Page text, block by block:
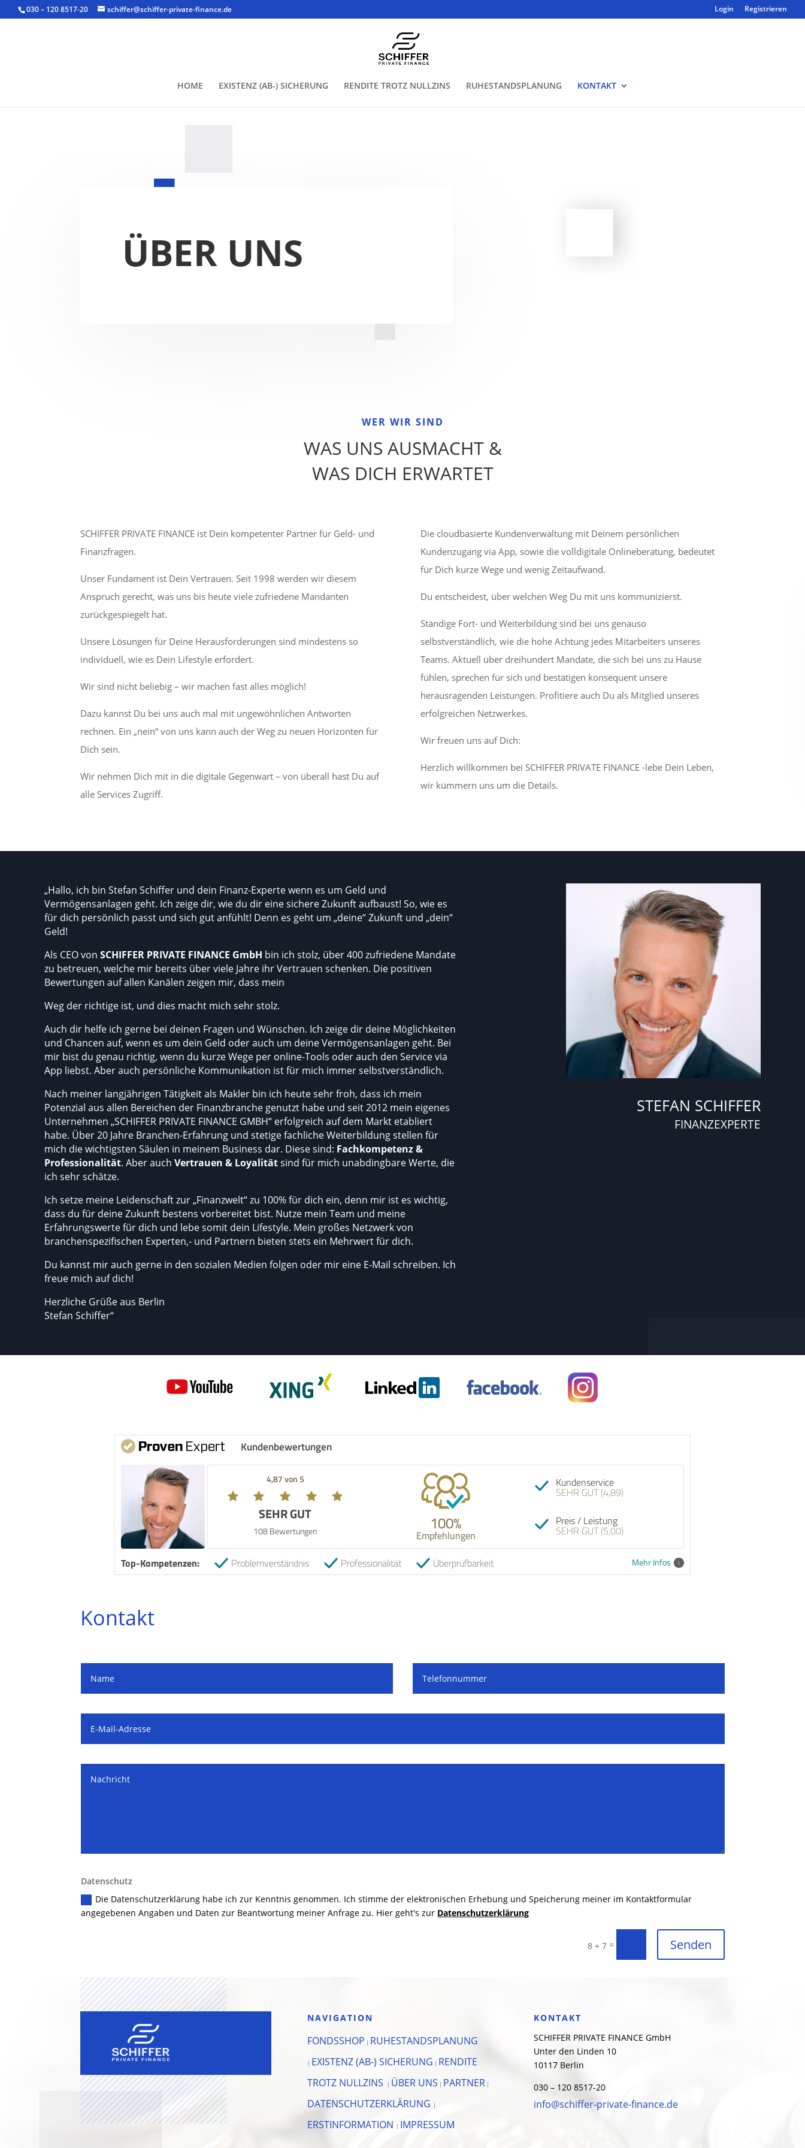
030 – 120 8517-20 schiffer@schiffer-private-finance.de Login Registrieren
HOME EXISTENZ (AB-) SICHERUNG RENDITE TROTZ NULLZINS RUHESTANDSPLANUNG KONTAKT
ÜBER UNS
WER WIR SIND
WAS UNS AUSMACHT &
WAS DICH ERWARTET
SCHIFFER PRIVATE FINANCE ist Dein kompetenter Partner für Geld- und
Finanzfragen.
Unser Fundament ist Dein Vertrauen. Seit 1998 werden wir diesem
Anspruch gerecht, was uns bis heute viele zufriedene Mandanten
zurückgespiegelt hat.
Unsere Lösungen für Deine Herausforderungen sind mindestens so
individuell, wie es Dein Lifestyle erfordert.
Wir sind nicht beliebig – wir machen fast alles möglich!
Dazu kannst Du bei uns auch mal mit ungewöhnlichen Antworten
rechnen. Ein „nein“ von uns kann auch der Weg zu neuen Horizonten für
Dich sein.
Wir nehmen Dich mit in die digitale Gegenwart – von überall hast Du auf
alle Services Zugriff.
Die cloudbasierte Kundenverwaltung mit Deinem persönlichen
Kundenzugang via App, sowie die volldigitale Onlineberatung, bedeutet
für Dich kurze Wege und wenig Zeitaufwand.
Du entscheidest, über welchen Weg Du mit uns kommunizierst.
Ständige Fort- und Weiterbildung sind bei uns genauso
selbstverständlich, wie die hohe Achtung jedes Mitarbeiters unseres
Teams. Aktuell über dreihundert Mandate, die sich bei uns zu Hause
fühlen, sprechen für sich und bestätigen konsequent unsere
herausragenden Leistungen. Profitiere auch Du als Mitglied unseres
erfolgreichen Netzwerkes.
Wir freuen uns auf Dich:
Herzlich willkommen bei SCHIFFER PRIVATE FINANCE -lebe Dein Leben,
wir kümmern uns um die Details.
„Hallo, ich bin Stefan Schiffer und dein Finanz-Experte wenn es um Geld und
Vermögensanlagen geht. Ich zeige dir, wie du dir eine sichere Zukunft aufbaust! So, wie es
für dich persönlich passt und sich gut anfühlt! Denn es geht um „deine“ Zukunft und „dein“
Geld!
Als CEO von SCHIFFER PRIVATE FINANCE GmbH bin ich stolz, über 400 zufriedene Mandate
zu betreuen, welche mir bereits über viele Jahre ihr Vertrauen schenken. Die positiven
Bewertungen auf allen Kanälen zeigen mir, dass mein
Weg der richtige ist, und dies macht mich sehr stolz.
Auch dir helfe ich gerne bei deinen Fragen und Wünschen. Ich zeige dir deine Möglichkeiten
und Chancen auf, wenn es um dein Geld oder auch um deine Vermögensanlagen geht. Bei
mir bist du genau richtig, wenn du kurze Wege per online-Tools oder auch den Service via
App liebst. Aber auch persönliche Kommunikation ist für mich immer selbstverständlich.
Nach meiner langjährigen Tätigkeit als Makler bin ich heute sehr froh, dass ich mein
Potenzial aus allen Bereichen der Finanzbranche genutzt habe und seit 2012 mein eigenes
Unternehmen „SCHIFFER PRIVATE FINANCE GMBH“ erfolgreich auf dem Markt etabliert
habe. Über 20 Jahre Branchen-Erfahrung und stetige fachliche Weiterbildung stellen für
mich die wichtigsten Säulen in meinem Business dar. Diese sind: Fachkompetenz &
Professionalität. Aber auch Vertrauen & Loyalitätsind für mich unabdingbare Werte, die
ich sehr schätze.
Ich setze meine Leidenschaft zur „Finanzwelt“ zu 100% für dich ein, denn mir ist es wichtig,
dass du für deine Zukunft bestens vorbereitet bist. Nutze mein Team und meine
Erfahrungswerte für dich und lebe somit dein Lifestyle. Mein großes Netzwerk von
branchenspezifischen Experten,- und Partnern bieten stets ein Mehrwert für dich.
Du kannst mir auch gerne in den sozialen Medien folgen oder mir eine E-Mail schreiben. Ich
freue mich auf dich!
Herzliche Grüße aus Berlin
Stefan Schiffer“
STEFAN SCHIFFER
FINANZEXPERTE
Kundenbewertungen
4,87 von 5
SEHR GUT
108 Bewertungen 100%
Empfehlungen
Kundenservice
SEHR GUT (4,89)
Preis / Leistung
SEHR GUT (5,00)
Mehr Infos
Top-Kompetenzen: Problemverständnis Professionalität Überprüfbarkeit
Kontakt
Datenschutz
Die Datenschutzerklärung habe ich zur Kenntnis genommen. Ich stimme der elektronischen Erhebung und Speicherung meiner im Kontaktformular
angegebenen Angaben und Daten zur Beantwortung meiner Anfrage zu. Hier geht's zur Datenschutzerklärung
8 + 7= Senden
NAVIGATION
FONDSSHOP | RUHESTANDSPLANUNG
| EXISTENZ (AB-) SICHERUNG | RENDITE
TROTZ NULLZINS
| ÜBER UNS | PARTNER |
DATENSCHUTZERKLÄRUNG |
ERSTINFORMATION | IMPRESSUM
KONTAKT
SCHIFFER PRIVATE FINANCE GmbH
Unter den Linden 10
10117 Berlin
030 – 120 8517-20
info@schiffer-private-finance.de